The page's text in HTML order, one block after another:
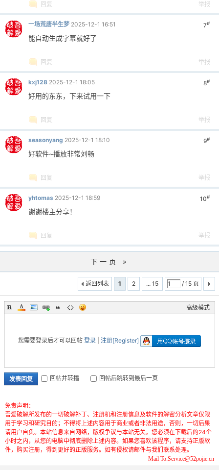
回复 举报
7#
一场荒唐半生梦 2025-12-1 16:51
能自动生成字幕就好了
回复 举报
8#
kxj128 2025-12-1 18:05
好用的东东，下来试用一下
回复 举报
9#
seasonyang 2025-12-1 18:10
好软件~播放非常刘畅
回复 举报
10#
yhtomas 2025-12-1 18:59
谢谢楼主分享！
回复 举报
下一页 »
1 2 ... 15 / 15 页
返回列表
高级模式
您需要登录后才可以回帖 登录 注册[Register]
发表回复 回帖并转播 回帖后跳转到最后一页
免责声明：
吾爱破解所发布的一切破解补丁、注册机和注册信息及软件的解密分析文章仅限
用于学习和研究目的；不得将上述内容用于商业或者非法用途，否则，一切后果
请用户自负。本站信息来自网络，版权争议与本站无关。您必须在下载后的24个
小时之内，从您的电脑中彻底删除上述内容。如果您喜欢该程序，请支持正版软
件，购买注册，得到更好的正版服务。如有侵权请邮件与我们联系处理。
Mail To:Service@52pojie.cn